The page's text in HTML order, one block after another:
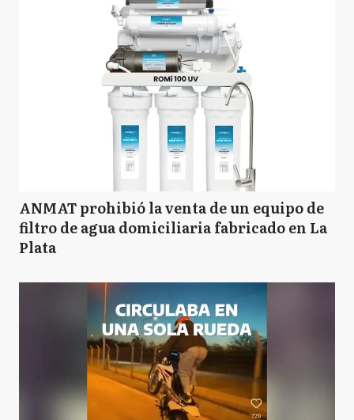
ANMAT prohibió la venta de un equipo de
filtro de agua domiciliaria fabricado en La
Plata